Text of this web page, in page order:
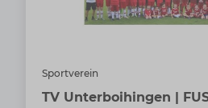
Sportverein
TV Unterboihingen |